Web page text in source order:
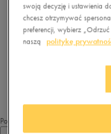
Brak
Pokaż
swoją decyzję i ustawienia
chcesz otrzymywać
preferencji, wybierz
naszą
politykę